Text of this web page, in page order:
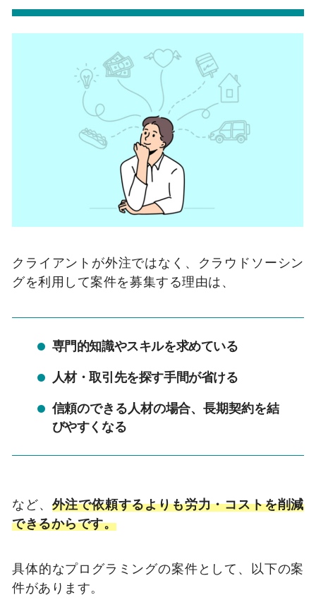
クライアントが外注ではなく、クラウドソーシン
グを利用して案件を募集する理由は、
専門的知識やスキルを求めている
人材・取引先を探す手間が省ける
信頼のできる人材の場合、長期契約を結
びやすくなる
など、 外注で依頼するよりも労力・コストを削減
できるからです。
具体的なプログラミングの案件として、以下の案
件があります。